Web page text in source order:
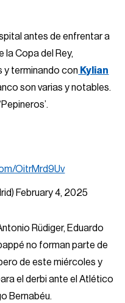
antes de enfrentar a
la Copa del Rey,
y terminando con Kylian
son varias y notables.
OitrMrd9Uv
February 4, 2025
Rüdiger, Eduardo
no forman parte de
de este miércoles y
el derbi ante el Atlético
Bernabéu.